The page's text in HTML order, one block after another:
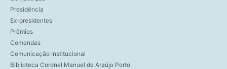
Presidência
Ex-presidentes
Prêmios
Comendas
Comunicação Institucional
Biblioteca Coronel Manuel de Araújo Porto